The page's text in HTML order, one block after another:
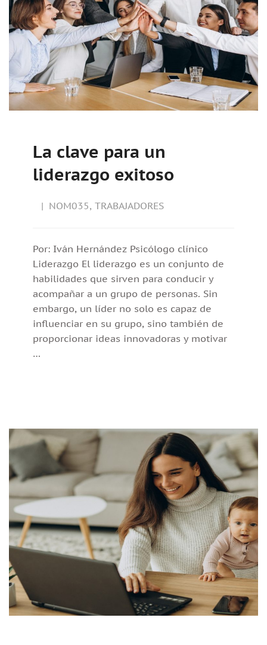
La clave para un
liderazgo exitoso
NOM035, TRABAJADORES
Por: Iván Hernández Psicólogo clínico
Liderazgo El liderazgo es un conjunto de
habilidades que sirven para conducir y
acompañar a un grupo de personas. Sin
embargo, un líder no solo es capaz de
influenciar en su grupo, sino también de
proporcionar ideas innovadoras y motivar
…